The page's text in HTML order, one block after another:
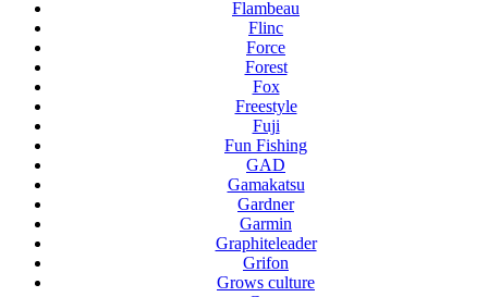
Flambeau
Flinc
Force
Forest
Fox
Freestyle
Fuji
Fun Fishing
GAD
Gamakatsu
Gardner
Garmin
Graphiteleader
Grifon
Grows culture